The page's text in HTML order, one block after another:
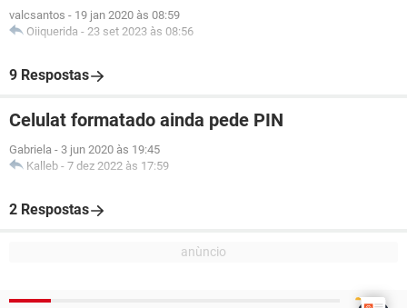
valcsantos - 19 jan 2020 às 08:59
Oiiquerida - 23 set 2023 às 08:56
9 Respostas
Celulat formatado ainda pede PIN
Gabriela - 3 jun 2020 às 19:45
Kalleb - 7 dez 2022 às 17:59
2 Respostas